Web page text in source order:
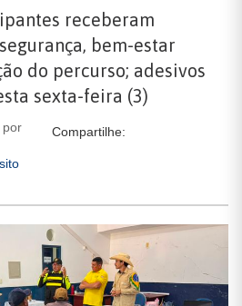
receberam
bem-estar
do percurso; adesivos
sexta-feira (3)
por
Compartilhe: